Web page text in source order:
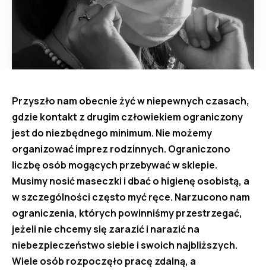
Przyszło nam obecnie żyć w niepewnych czasach,
gdzie kontakt z drugim człowiekiem ograniczony
jest do niezbędnego minimum. Nie możemy
organizować imprez rodzinnych. Ograniczono
liczbę osób mogących przebywać w sklepie.
Musimy nosić maseczki i dbać o higienę osobistą, a
w szczególności często myć ręce. Narzucono nam
ograniczenia, których powinniśmy przestrzegać,
jeżeli nie chcemy się zarazić i narazić na
niebezpieczeństwo siebie i swoich najbliższych.
Wiele osób rozpoczęło pracę zdalną, a